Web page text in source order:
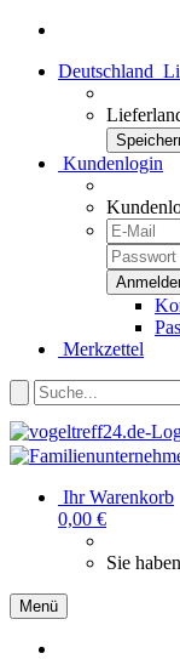
Deutschland
Kundenlogin
Merkzettel
Ihr Warenkorb
0,00 €
Sie
Menü